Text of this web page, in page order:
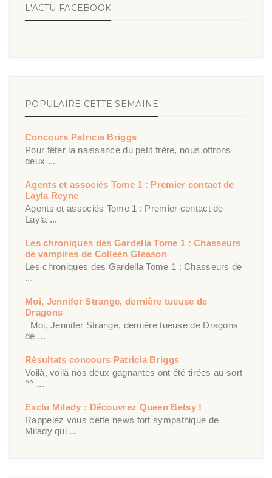
L'ACTU FACEBOOK
POPULAIRE CETTE SEMAINE
Concours Patricia Briggs
Pour fêter la naissance du petit frère, nous offrons
deux ...
Agents et associés Tome 1 : Premier contact de
Layla Reyne
Agents et associés Tome 1 : Premier contact de
Layla ...
Les chroniques des Gardella Tome 1 : Chasseurs
de vampires de Colleen Gleason
Les chroniques des Gardella Tome 1 : Chasseurs de
...
Moi, Jennifer Strange, dernière tueuse de
Dragons
Moi, Jennifer Strange, dernière tueuse de Dragons
de ...
Résultats concours Patricia Briggs
Voilà, voilà nos deux gagnantes ont été tirées au sort
^^ ...
Exclu Milady : Découvrez Queen Betsy !
Rappelez vous cette news fort sympathique de
Milady qui ...